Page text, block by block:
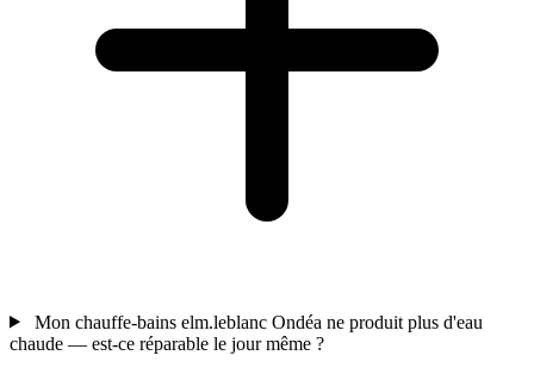
Mon chauffe-bains elm.leblanc Ondéa ne produit plus d'eau
chaude — est-ce réparable le jour même ?